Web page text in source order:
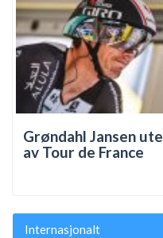
Grøndahl Jansen ute
av Tour de France
Internasjonalt